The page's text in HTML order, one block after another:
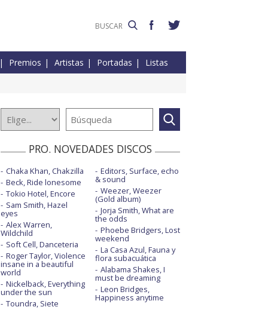
Premios Artistas Portadas Listas
PRO. NOVEDADES DISCOS
Chaka Khan, Chakzilla
Beck, Ride lonesome
Tokio Hotel, Encore
Sam Smith, Hazel
eyes
Alex Warren,
Wildchild
Soft Cell, Danceteria
Roger Taylor, Violence
insane in a beautiful
world
Nickelback, Everything
under the sun
Toundra, Siete
Editors, Surface, echo
& sound
Weezer, Weezer
(Gold album)
Jorja Smith, What are
the odds
Phoebe Bridgers, Lost
weekend
La Casa Azul, Fauna y
flora subacuática
Alabama Shakes, I
must be dreaming
Leon Bridges,
Happiness anytime